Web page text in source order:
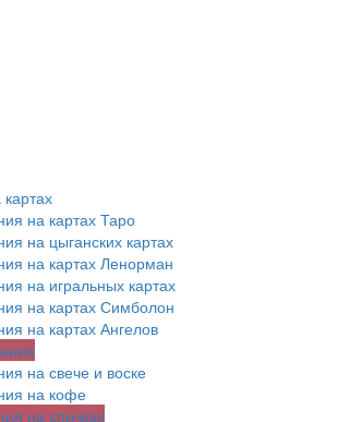
на картах Таро
на цыганских картах
на картах Ленорман
на игральных картах
на картах Симболон
на картах Ангелов
на свече и воске
на кофе
на спичках